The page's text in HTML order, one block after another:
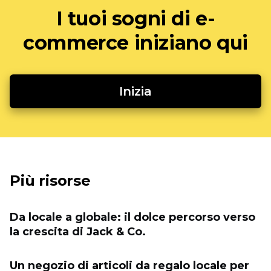
I tuoi sogni di e-
commerce iniziano qui
Inizia
Più risorse
Da locale a globale: il dolce percorso verso
la crescita di Jack & Co.
Un negozio di articoli da regalo locale per